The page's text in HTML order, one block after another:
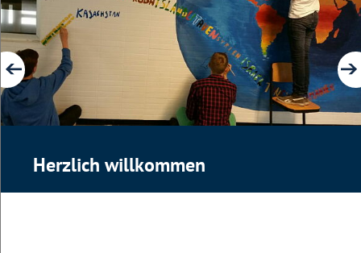
Herzlich willkommen